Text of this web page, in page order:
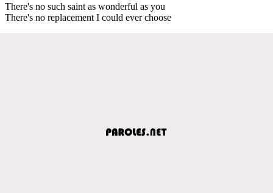
There's no such saint as wonderful as you
There's no replacement I could ever choose